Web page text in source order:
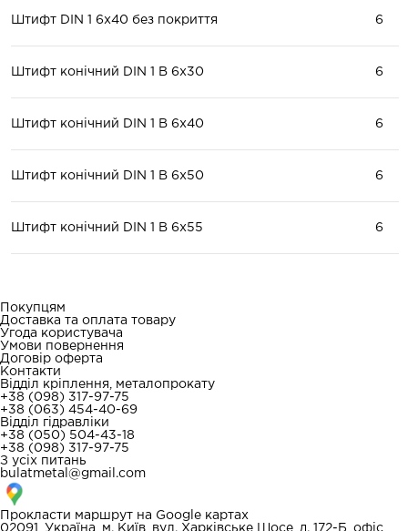
Штифт DIN 1 6x40 без покриття 6
Штифт конічний DIN 1 В 6x30 6
Штифт конічний DIN 1 В 6x40 6
Штифт конічний DIN 1 В 6x50 6
Штифт конічний DIN 1 В 6x55 6
Покупцям
Доставка та оплата товару
Угода користувача
Умови повернення
Договір оферта
Контакти
Відділ кріплення, металопрокату
+38 (098) 317-97-75
+38 (063) 454-40-69
Відділ гідравліки
+38 (050) 504-43-18
+38 (098) 317-97-75
З усіх питань
bulatmetal@gmail.com
Прокласти маршрут на Google картах
02091, Україна, м. Київ, вул. Харківське Шосе, д. 172-Б, офіс